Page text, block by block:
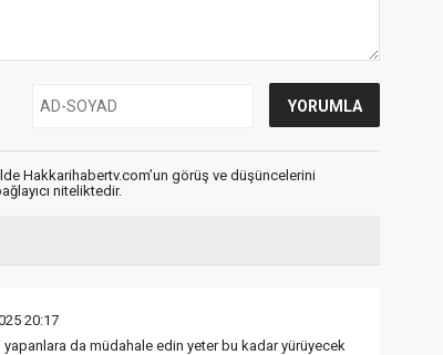
Hakkarihabertv.com’un görüş ve düşüncelerini
niteliktedir.
20:17
yapanlara da müdahale edin yeter bu kadar yürüyecek